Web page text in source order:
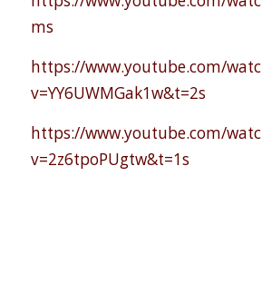
ms
https://www.youtube.com/
v=YY6UWMGak1w&t=2s
https://www.youtube.com/
v=2z6tpoPUgtw&t=1s